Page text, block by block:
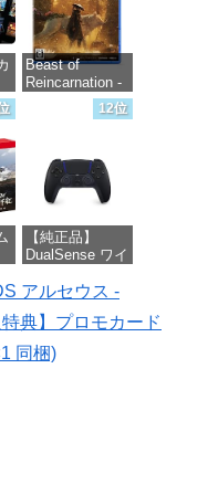
Beast of
Reincarnation -
PS5 【特典】プ
ロダクトコード
価格：¥7,286
12位
【純正品】
DualSense ワイ
ーラー ミッド
ク(CFI-
ZCT2J01)
アルセウス -
典】プロモカード
同梱)